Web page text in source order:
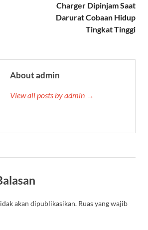
Charger Dipinjam Saat
Darurat Cobaan Hidup
Tingkat Tinggi
About admin
View all posts by admin →
akan dipublikasikan. Ruas yang wajib